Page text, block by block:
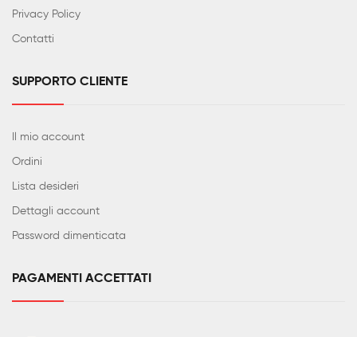
Privacy Policy
Contatti
SUPPORTO CLIENTE
Il mio account
Ordini
Lista desideri
Dettagli account
Password dimenticata
PAGAMENTI ACCETTATI